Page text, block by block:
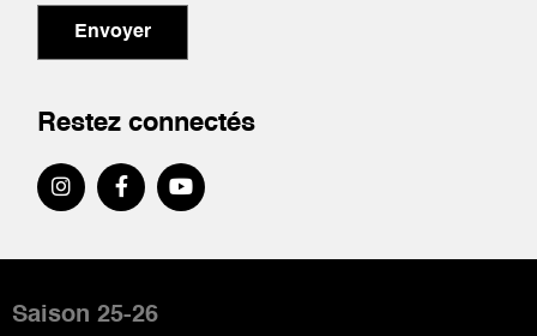
Envoyer
Restez connectés
de
Saison 25-26